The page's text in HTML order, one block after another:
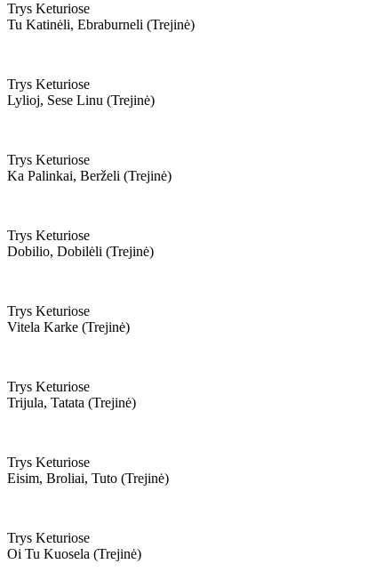
Trys Keturiose
Tu Katinėli, Ebraburneli (trejinė)
Trys Keturiose
Lylioj, Sese Linu (trejinė)
Trys Keturiose
Ka Palinkai, Berželi (trejinė)
Trys Keturiose
Dobilio, Dobilėli (trejinė)
Trys Keturiose
Vitela Karke (trejinė)
Trys Keturiose
Trijula, Tatata (trejinė)
Trys Keturiose
Eisim, Broliai, Tuto (trejinė)
Trys Keturiose
Oi Tu Kuosela (trejinė)